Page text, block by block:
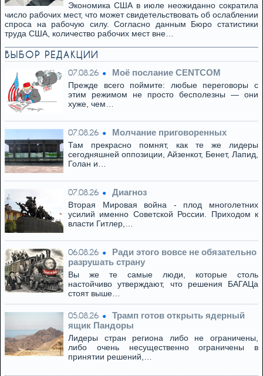
Экономика США в июле неожиданно сократила
число рабочих мест, что может свидетельствовать об ослаблении
спроса на рабочую силу. Согласно данным Бюро статистики
труда США, количество рабочих мест вне…
ВЫБОР РЕДАКЦИИ
07.08.26 Моё послание CENTCOM
Прежде всего поймите: любые переговоры с
этим режимом не просто бесполезны — они
хуже, чем…
07.08.26 Молчание приговоренных
Там прекрасно помнят, как те же лидеры
сегодняшней оппозиции, Айзенкот, Бенет, Лапид,
Голан и…
07.08.26 Диагноз
Вторая Мировая война - плод многолетних
усилий именно Советской России. Приходом к
власти Гитлер,…
06.08.26
Ради этого вовсе не обязательно
разрушать страну
Вы же те самые люди, которые столь
настойчиво утверждают, что решения БАГАЦа
стоят выше…
05.08.26
Трамп готов открыть ядерный
ящик Пандоры
Лидеры стран региона либо не ограничены,
либо очень несущественно ограничены в
принятии решений,…